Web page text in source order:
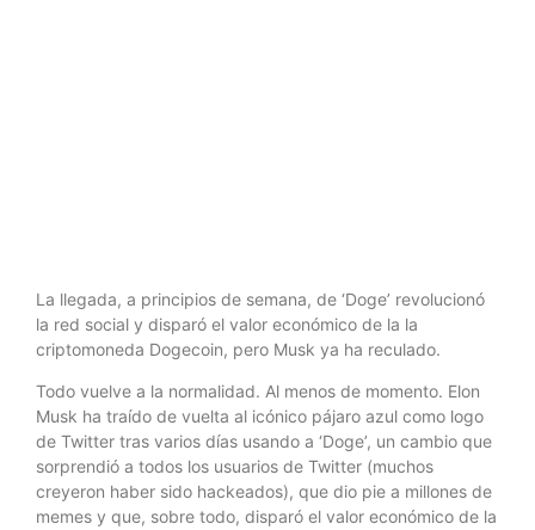
La llegada, a principios de semana, de ‘Doge’ revolucionó
la red social y disparó el valor económico de la la
criptomoneda Dogecoin, pero Musk ya ha reculado.
Todo vuelve a la normalidad. Al menos de momento. Elon
Musk ha traído de vuelta al icónico pájaro azul como logo
de Twitter tras varios días usando a ‘Doge’, un cambio que
sorprendió a todos los usuarios de Twitter (muchos
creyeron haber sido hackeados), que dio pie a millones de
memes y que, sobre todo, disparó el valor económico de la